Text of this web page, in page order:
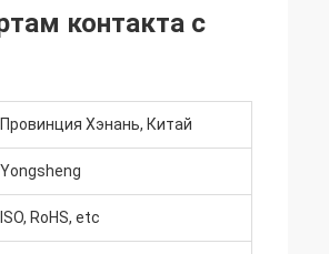
контакта с
Провинция Хэнань, Китай
Yongsheng
ISO, RoHS, etc